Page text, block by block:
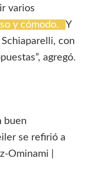
varios
y cómodo.
Y
con
agregó.